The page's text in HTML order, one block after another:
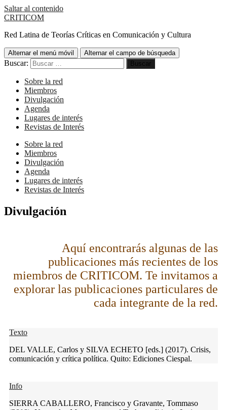
Saltar al contenido
CRITICOM
Red Latina de Teorías Críticas en Comunicación y Cultura
Alternar el menú móvil Alternar el campo de búsqueda
Buscar:
Sobre la red
Miembros
Divulgación
Agenda
Lugares de interés
Revistas de Interés
Sobre la red
Miembros
Divulgación
Agenda
Lugares de interés
Revistas de Interés
Divulgación
Aquí encontrarás algunas de las
publicaciones más recientes de los
miembros de CRITICOM. Te invitamos a
explorar las publicaciones particulares de
cada integrante de la red.
Texto
DEL VALLE, Carlos y SILVA ECHETO [eds.] (2017). Crisis,
comunicación y crítica política. Quito: Ediciones Ciespal.
Info
SIERRA CABALLERO, Francisco y Gravante, Tommaso